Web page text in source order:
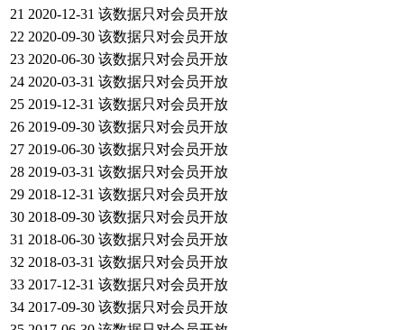
21 2020-12-31 该数据只对会员开放
22 2020-09-30 该数据只对会员开放
23 2020-06-30 该数据只对会员开放
24 2020-03-31 该数据只对会员开放
25 2019-12-31 该数据只对会员开放
26 2019-09-30 该数据只对会员开放
27 2019-06-30 该数据只对会员开放
28 2019-03-31 该数据只对会员开放
29 2018-12-31 该数据只对会员开放
30 2018-09-30 该数据只对会员开放
31 2018-06-30 该数据只对会员开放
32 2018-03-31 该数据只对会员开放
33 2017-12-31 该数据只对会员开放
34 2017-09-30 该数据只对会员开放